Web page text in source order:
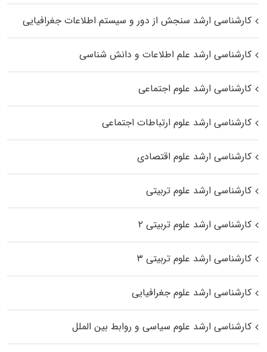
کارشناسی ارشد سنجش از دور و سیستم اطلاعات جغرافیایی
کارشناسی ارشد علم اطلاعات و دانش شناسی
کارشناسی ارشد علوم اجتماعی
کارشناسی ارشد علوم ارتباطات اجتماعی
کارشناسی ارشد علوم اقتصادی
کارشناسی ارشد علوم تربیتی
کارشناسی ارشد علوم تربیتی ۲
کارشناسی ارشد علوم تربیتی ۳
کارشناسی ارشد علوم جغرافیایی
کارشناسی ارشد علوم سیاسی و روابط بین الملل